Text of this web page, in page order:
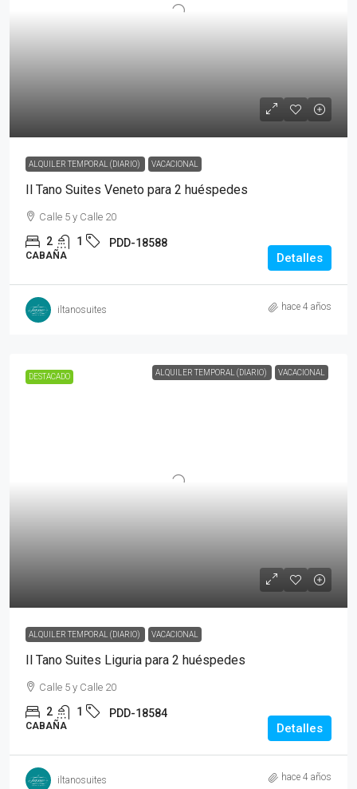
ALQUILER TEMPORAL (DIARIO) VACACIONAL
Il Tano Suites Veneto para 2 huéspedes
Calle 5 y Calle 20
2 1 PDD-18588
CABAÑA Detalles
iltanosuites hace 4 años
DESTACADO ALQUILER TEMPORAL (DIARIO) VACACIONAL
ALQUILER TEMPORAL (DIARIO) VACACIONAL
Il Tano Suites Liguria para 2 huéspedes
Calle 5 y Calle 20
2 1 PDD-18584
CABAÑA Detalles
iltanosuites hace 4 años